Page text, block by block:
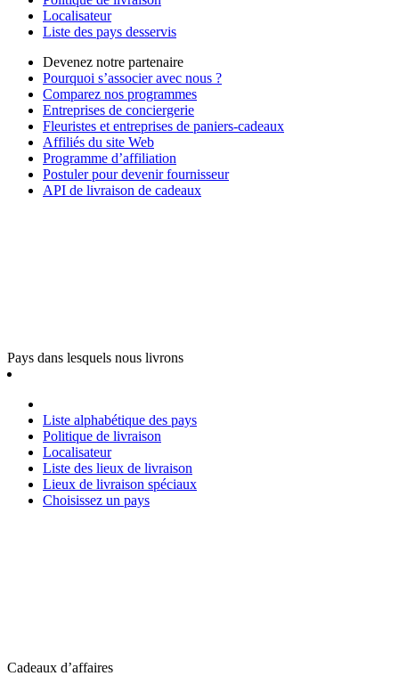
Localisateur
Liste des pays desservis
Devenez notre partenaire
Pourquoi s’associer avec nous ?
Comparez nos programmes
Entreprises de conciergerie
Fleuristes et entreprises de paniers-cadeaux
Affiliés du site Web
Programme d’affiliation
Postuler pour devenir fournisseur
API de livraison de cadeaux
Pays dans lesquels nous livrons
Liste alphabétique des pays
Politique de livraison
Localisateur
Liste des lieux de livraison
Lieux de livraison spéciaux
Choisissez un pays
Cadeaux d’affaires